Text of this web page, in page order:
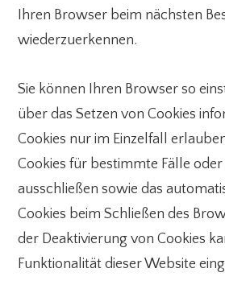
Ihren Browser beim nächsten
wiederzuerkennen.
Sie können Ihren Browser so
über das Setzen von Cookies
Cookies nur im Einzelfall
Cookies für bestimmte Fälle
ausschließen sowie das
Cookies beim Schließen des
der Deaktivierung von Cookies
Funktionalität dieser Website